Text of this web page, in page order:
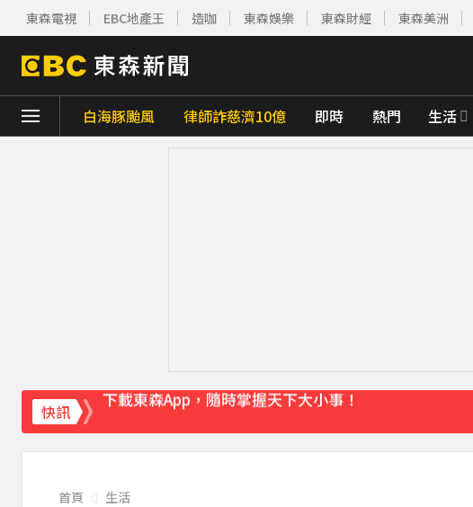
東森電視 EBC地產王 造咖 東森娛樂 東森財經 東森美洲
白海豚颱風 律師詐慈濟10億 即時 熱門 生活
快訊
《理財達人秀》X 安聯投信免費講座報名中！搶先卡位
首頁 生活